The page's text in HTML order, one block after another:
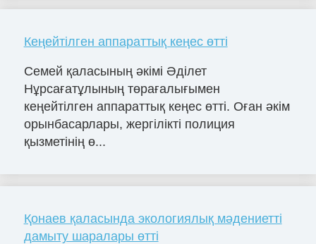
Кеңейтілген аппараттық кеңес өтті
Семей қаласының әкімі Әділет
Нұрсағатұлының төрағалығымен
кеңейтілген аппараттық кеңес өтті. Оған әкім
орынбасарлары, жергілікті полиция
қызметінің ө...
Қонаев қаласында экологиялық мәдениетті
дамыту шаралары өтті